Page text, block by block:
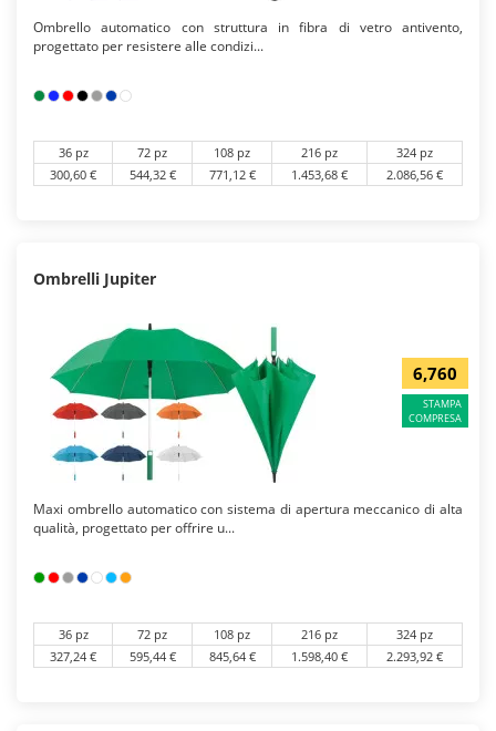
Ombrello automatico con struttura in fibra di vetro antivento,
progettato per resistere alle condizi...
36 pz 72 pz 108 pz 216 pz
324 pz
300,60 €
544,32 € 771,12 € 1.453,68 € 2.086,56 €
Ombrelli Jupiter
6,760
STAMPA
COMPRESA
Maxi ombrello automatico con sistema di apertura meccanico di alta
qualità, progettato per offrire u...
36 pz 72 pz 108 pz 216 pz
324 pz
327,24 €
595,44 € 845,64 € 1.598,40 € 2.293,92 €